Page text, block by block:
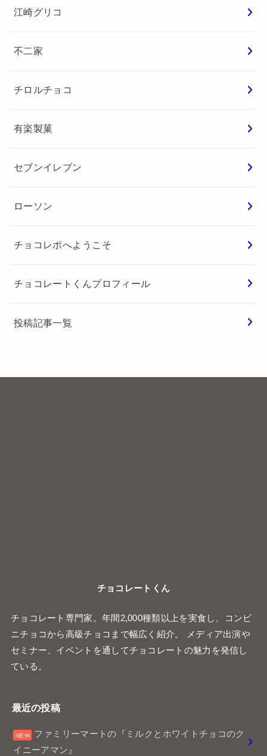
江崎グリコ
不二家
チロルチョコ
有楽製菓
セブンイレブン
ローソン
チョコレポへようこそ
チョコレートくんプロフィール
投稿記事一覧
チョコレートくん
チョコレート専門家。年間2,000種類以上を実食し、コンビ
ニチョコから高級チョコまで幅広く紹介。 メディア出演や
セミナー、イベントを通してチョコレートの魅力を発信し
ている。
最近の投稿
ファミリーマートの『ミルクとホワイトチョコのク
イニーアマン』